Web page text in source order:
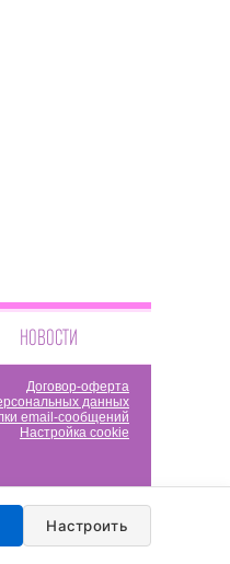
НОВОСТИ
Договор-оферта
данных
email-сообщений
Настройка cookie
Настроить